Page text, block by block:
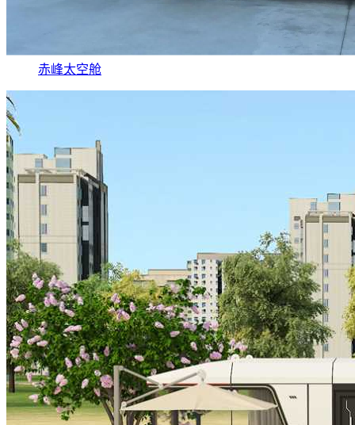
赤峰太空舱